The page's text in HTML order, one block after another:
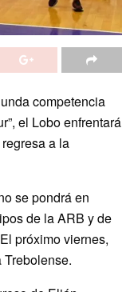
competencia
el Lobo enfrentará
a la
se pondrá en
de la ARB y de
próximo viernes,